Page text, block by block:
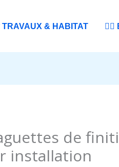
& HABITAT
de
installation